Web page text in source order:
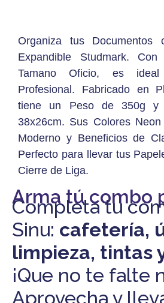
Organiza tus Documentos
Expandible Studmark.
Tamano Oficio, es
Profesional. Fabricado en
tiene un Peso de 350g y
38x26cm. Sus Colores
Moderno y Beneficios de
Perfecto para llevar tus
Cierre de Liga.
Arma tú combo
Completa tu
Sinu: cafetería,
limpieza, tintas
¡Que no te falte
Aprovecha y